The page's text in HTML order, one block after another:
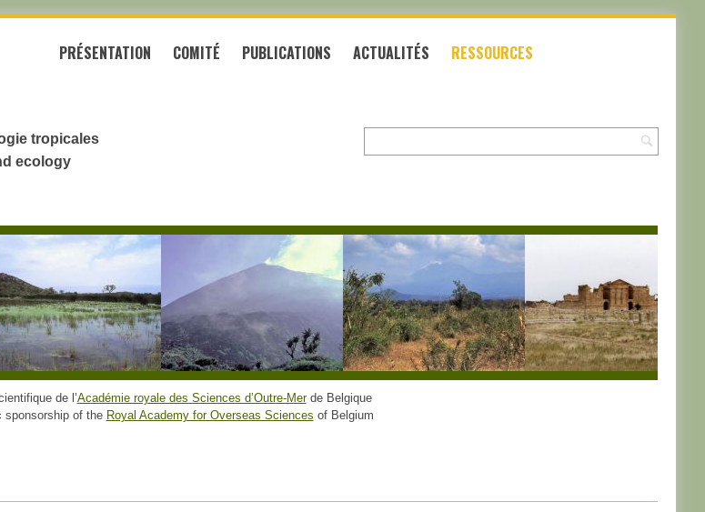
PRÉSENTATION COMITÉ PUBLICATIONS ACTUALITÉS RESSOURCES
tropicales
ecology
de l’Académie royale des Sciences d’Outre-Merde Belgique
sponsorship of the Royal Academy for Overseas Sciences of Belgium